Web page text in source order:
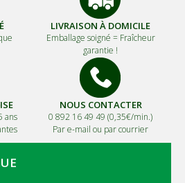
LIVRAISON À DOMICILE
Emballage soigné = Fraîcheur
garantie !
ans
NOUS CONTACTER
0 892 16 49 49 (0,35€/min.)
Par e-mail ou par courrier